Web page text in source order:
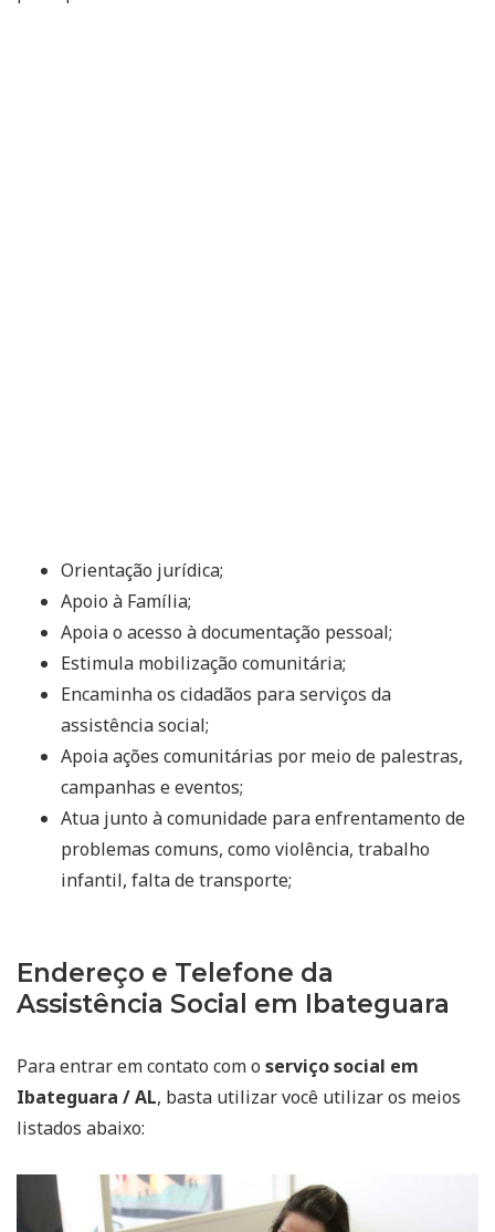
Orientação jurídica;
Apoio à Família;
Apoia o acesso à documentação pessoal;
Estimula mobilização comunitária;
Encaminha os cidadãos para serviços da
assistência social;
Apoia ações comunitárias por meio de palestras,
campanhas e eventos;
Atua junto à comunidade para enfrentamento de
problemas comuns, como violência, trabalho
infantil, falta de transporte;
Endereço e Telefone da
Assistência Social em Ibateguara
Para entrar em contato com o serviço social em
Ibateguara / AL, basta utilizar você utilizar os meios
listados abaixo: